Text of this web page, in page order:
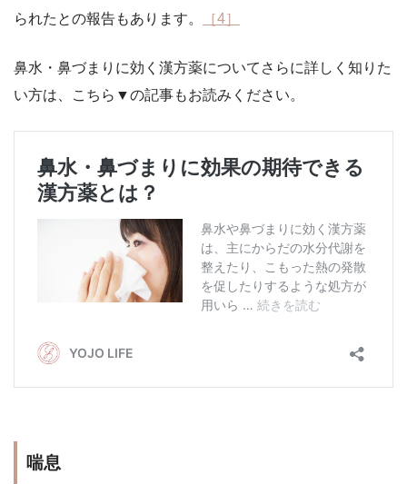
られたとの報告もあります。
［4］
鼻水・鼻づまりに効く漢方薬についてさらに詳しく知りた
い方は、こちら▼の記事もお読みください。
喘息